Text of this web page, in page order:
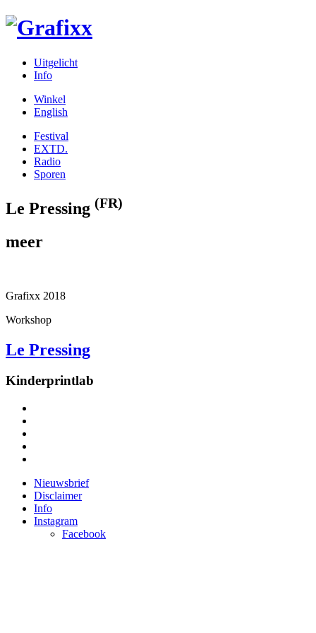
Uitgelicht
Info
Winkel
English
Festival
EXTD.
Radio
Sporen
Le Pressing (FR)
meer
Grafixx 2018
Workshop
Le Pressing
Kinderprintlab
Nieuwsbrief
Disclaimer
Info
Instagram
Facebook